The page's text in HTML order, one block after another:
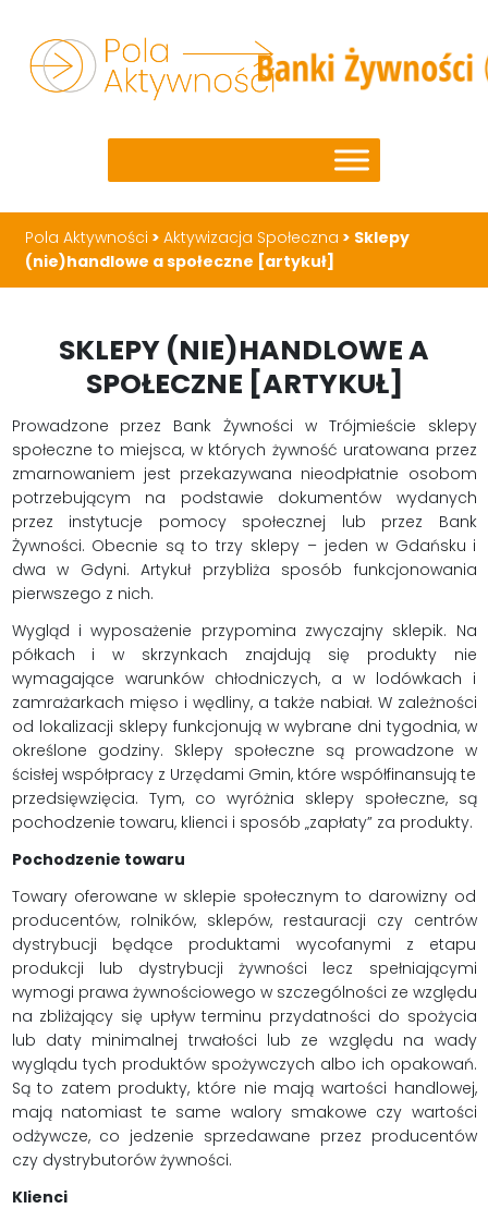
Pola Aktywności >Aktywizacja Społeczna > Sklepy
(nie)handlowe a społeczne [artykuł]
SKLEPY (NIE)HANDLOWE A
SPOŁECZNE [ARTYKUŁ]
Prowadzone przez Bank Żywności w Trójmieście sklepy
społeczne to miejsca, w których żywność uratowana przez
zmarnowaniem jest przekazywana nieodpłatnie osobom
potrzebującym na podstawie dokumentów wydanych
przez instytucje pomocy społecznej lub przez Bank
Żywności. Obecnie są to trzy sklepy – jeden w Gdańsku i
dwa w Gdyni. Artykuł przybliża sposób funkcjonowania
pierwszego z nich.
Wygląd i wyposażenie przypomina zwyczajny sklepik. Na
półkach i w skrzynkach znajdują się produkty nie
wymagające warunków chłodniczych, a w lodówkach i
zamrażarkach mięso i wędliny, a także nabiał. W zależności
od lokalizacji sklepy funkcjonują w wybrane dni tygodnia, w
określone godziny. Sklepy społeczne są prowadzone w
ścisłej współpracy z Urzędami Gmin, które współfinansują te
przedsięwzięcia. Tym, co wyróżnia sklepy społeczne, są
pochodzenie towaru, klienci i sposób „zapłaty” za produkty.
Pochodzenie towaru
Towary oferowane w sklepie społecznym to darowizny od
producentów, rolników, sklepów, restauracji czy centrów
dystrybucji będące produktami wycofanymi z etapu
produkcji lub dystrybucji żywności lecz spełniającymi
wymogi prawa żywnościowego w szczególności ze względu
na zbliżający się upływ terminu przydatności do spożycia
lub daty minimalnej trwałości lub ze względu na wady
wyglądu tych produktów spożywczych albo ich opakowań.
Są to zatem produkty, które nie mają wartości handlowej,
mają natomiast te same walory smakowe czy wartości
odżywcze, co jedzenie sprzedawane przez producentów
czy dystrybutorów żywności.
Klienci